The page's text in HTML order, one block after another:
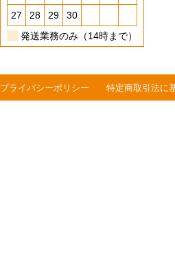
27
28 29
30
発送業務のみ（14時まで）
プライバシーポリシー 特定商取引法に